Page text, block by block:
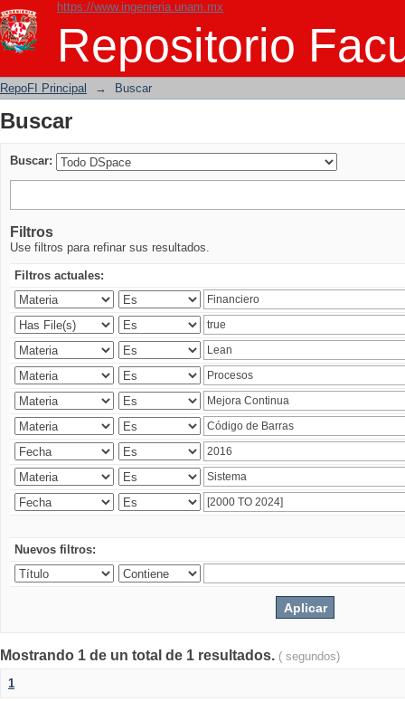
https://www.ingenieria.unam.mx
Repositorio
Buscar
RepoFI Principal → Buscar
Buscar
Buscar:
Filtros
Use filtros para refinar sus resultados.
Filtros actuales:
Nuevos filtros:
Mostrando 1 de un total de 1 resultados. ( segundos)
1